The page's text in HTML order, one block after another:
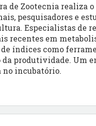
de Zootecnia realiza o
pesquisadores e
Especialistas de
recentes em
índices como
da produtividade. Um
no incubatório.